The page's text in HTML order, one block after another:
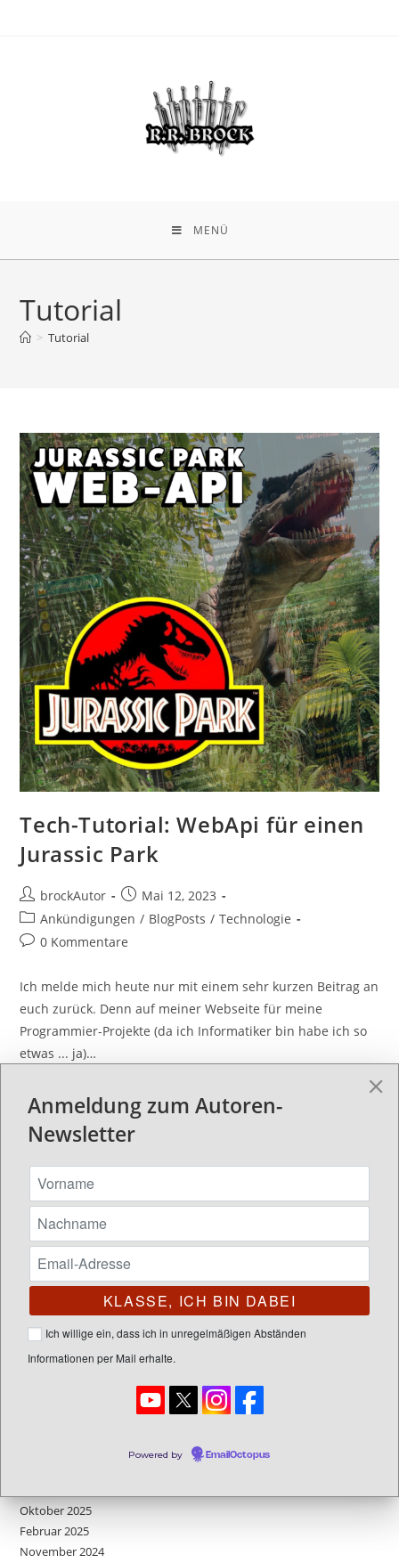
MENÜ
Tutorial
> Tutorial
Tech-Tutorial: WebApi für einen
Jurassic Park
brockAutor
Mai 12, 2023
Ankündigungen / BlogPosts / Technologie
0 Kommentare
Ich melde mich heute nur mit einem sehr kurzen Beitrag an
euch zurück. Denn auf meiner Webseite für meine
Programmier-Projekte (da ich Informatiker bin habe ich so
etwas ... ja)…
Weiterlesen
Suchen
SUCHEN
Letzte Posts
Neues Cover für meine Young Adult Fantasy Reihe: Vanira 1
Neues Kleid für meine Fantasy-Serie
FAQs – Edition 2 – This is my land
Neues Projekt: Endlich wieder ein Buch
Oktober 2025
Februar 2025
November 2024
Anmeldung zum Autoren-
Newsletter
Ich willige ein, dass ich in unregelmäßigen Abständen
Informationen per Mail erhalte.
Powered by EmailOctopus